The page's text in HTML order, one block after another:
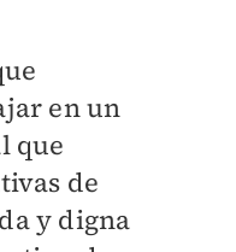
en un
que
de
y digna